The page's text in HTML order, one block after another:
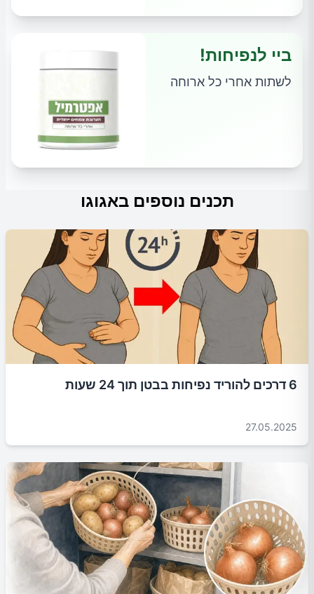
ביי לנפיחות!
לשתות אחרי כל ארוחה
תכנים נוספים באגוגו
6 דרכים להוריד נפיחות בבטן תוך 24 שעות
27.05.2025